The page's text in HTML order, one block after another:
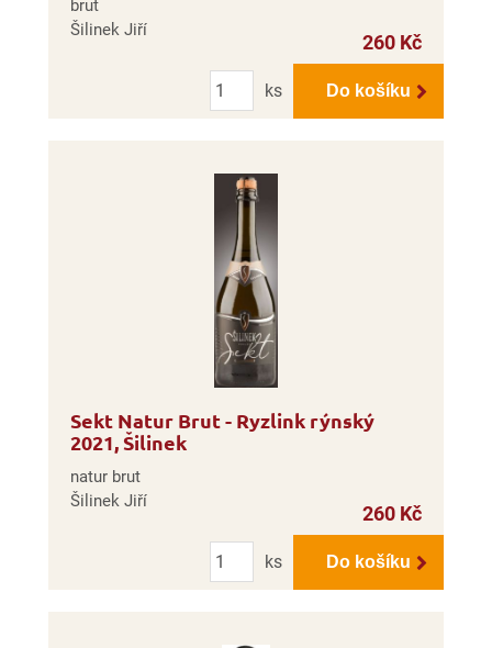
brut
Šilinek Jiří
260 Kč
Počet
ks
Do košíku
Sekt Natur Brut - Ryzlink rýnský
2021, Šilinek
natur brut
Šilinek Jiří
260 Kč
Počet
ks
Do košíku